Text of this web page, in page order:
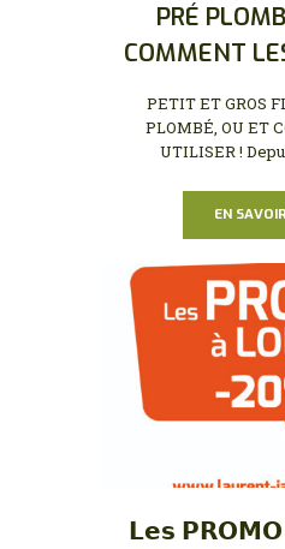
PRÉ
COMMENT
PETIT ET GROS
PLOMBÉ, OU ET
UTILISER !
EN
𝗟𝗲𝘀 𝗣𝗥𝗢𝗠𝗢